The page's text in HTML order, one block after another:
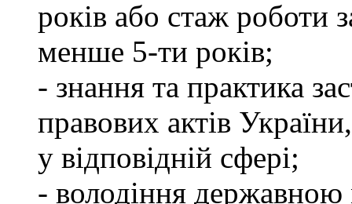
років або стаж роботи
менше 5-ти років;
- знання та практика
правових актів
у відповідній сфері;
- володіння державною